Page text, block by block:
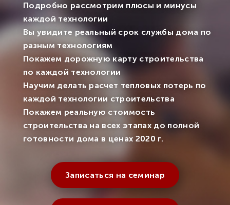
Подробно рассмотрим плюсы и минусы
каждой технологии
Вы увидите реальный срок службы дома по
разным технологиям
Покажем дорожную карту строительства
по каждой технологии
Научим делать расчет тепловых потерь по
каждой технологии строительства
Покажем реальную стоимость
строительства на всех этапах до полной
готовности дома в ценах 2020 г.
Записаться на семинар